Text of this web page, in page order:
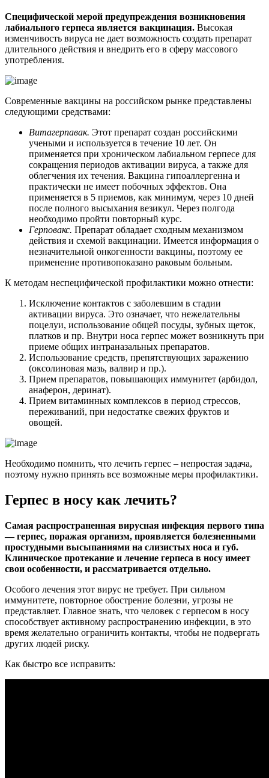
Специфической мерой предупреждения возникновения
лабиального герпеса является вакцинация. Высокая
изменчивость вируса не дает возможность создать препарат
длительного действия и внедрить его в сферу массового
употребления.
Современные вакцины на российском рынке представлены
следующими средствами:
Витагерпавак. Этот препарат создан российскими
учеными и используется в течение 10 лет. Он
применяется при хроническом лабиальном герпесе для
сокращения периодов активации вируса, а также для
облегчения их течения. Вакцина гипоаллергенна и
практически не имеет побочных эффектов. Она
применяется в 5 приемов, как минимум, через 10 дней
после полного высыхания везикул. Через полгода
необходимо пройти повторный курс.
Герповакс. Препарат обладает сходным механизмом
действия и схемой вакцинации. Имеется информация о
незначительной онкогенности вакцины, поэтому ее
применение противопоказано раковым больным.
К методам неспецифической профилактики можно отнести:
Исключение контактов с заболевшим в стадии
активации вируса. Это означает, что нежелательны
поцелуи, использование общей посуды, зубных щеток,
платков и пр. Внутри носа герпес может возникнуть при
приеме общих интраназальных препаратов.
Использование средств, препятствующих заражению
(оксолиновая мазь, валвир и пр.).
Прием препаратов, повышающих иммунитет (арбидол,
анаферон, деринат).
Прием витаминных комплексов в период стрессов,
переживаний, при недостатке свежих фруктов и
овощей.
Необходимо помнить, что лечить герпес – непростая задача,
поэтому нужно принять все возможные меры профилактики.
Герпес в носу как лечить?
Самая распространенная вирусная инфекция первого типа
— герпес, поражая организм, проявляется болезненными
простудными высыпаниями на слизистых носа и губ.
Клиническое протекание и лечение герпеса в носу имеет
свои особенности, и рассматривается отдельно.
Особого лечения этот вирус не требует. При сильном
иммунитете, повторное обострение болезни, угрозы не
представляет. Главное знать, что человек с герпесом в носу
способствует активному распространению инфекции, в это
время желательно ограничить контакты, чтобы не подвергать
других людей риску.
Как быстро все исправить: